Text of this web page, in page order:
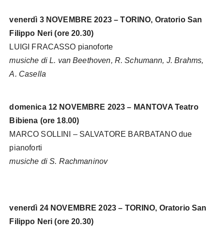
venerdì 3 NOVEMBRE 2023 – TORINO, Oratorio San
Filippo Neri (ore 20.30)
LUIGI FRACASSO pianoforte
musiche di L. van Beethoven, R. Schumann, J. Brahms,
A. Casella
domenica 12 NOVEMBRE 2023 – MANTOVA Teatro
Bibiena (ore 18.00)
MARCO SOLLINI – SALVATORE BARBATANO due
pianoforti
musiche di S. Rachmaninov
venerdì 24 NOVEMBRE 2023 – TORINO, Oratorio San
Filippo Neri (ore 20.30)